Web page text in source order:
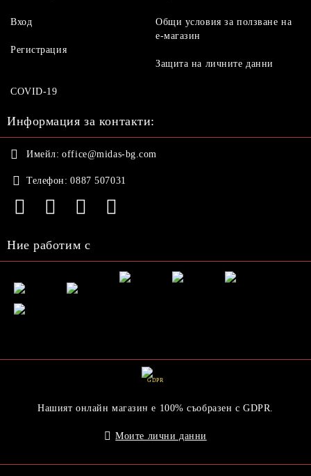
Вход
Регистрация
Общи условия за ползване на
е-магазин
Защита на личните данни
COVID-19
Информация за контакти:
Имейл: office@midas-bg.com
Телефон: 0887 507031
Ние работим с
GDPR
Нашият онлайн магазин е 100% съобразен с GDPR.
Моите лични данни